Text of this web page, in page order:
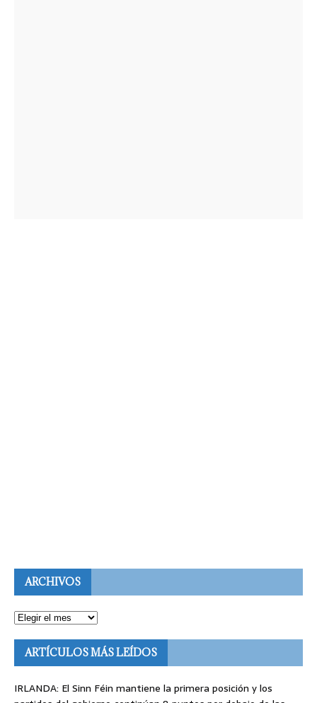
ARCHIVOS
ARTÍCULOS MÁS LEÍDOS
IRLANDA: El Sinn Féin mantiene la primera posición y los